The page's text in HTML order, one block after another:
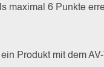
maximal 6 Punkte
Produkt mit dem